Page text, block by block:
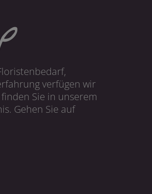
verfügen wir
Sie in unserem
Gehen Sie auf